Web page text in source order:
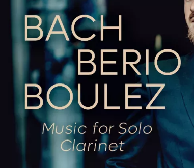
Brno, Janáčkovou filharmonií
ale také s komorními
Jiřího Bělohlávka. Vystoupil
D.C., v Káhirské Opeře i v
mimo jiné v rámci
Je laureátem řady
Internazionale per Clarinetto
na klavír, který studoval u Věry